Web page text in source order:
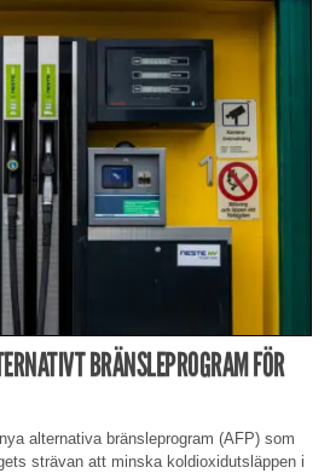
BRÄNSLEPROGRAM FÖR
alternativa bränsleprogram (AFP) som
strävan att minska koldioxidutsläppen i